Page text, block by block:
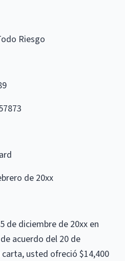
Riesgo
de 20xx
de diciembre de 20xx en
acuerdo del 20 de
usted ofreció $14,400